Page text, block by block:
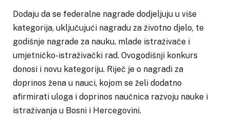
Dodaju da se federalne nagrade dodjeljuju u više
kategorija, uključujući nagradu za životno djelo, te
godišnje nagrade za nauku, mlade istraživače i
umjetničko-istraživački rad. Ovogodišnji konkurs
donosi i novu kategoriju. Riječ je o nagradi za
doprinos žena u nauci, kojom se želi dodatno
afirmirati uloga i doprinos naučnica razvoju nauke i
istraživanja u Bosni i Hercegovini.